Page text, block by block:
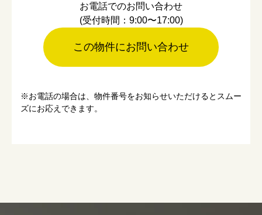
お電話でのお問い合わせ
(受付時間：9:00〜17:00)
この物件にお問い合わせ
※お電話の場合は、物件番号をお知らせいただけるとスムー
ズにお応えできます。